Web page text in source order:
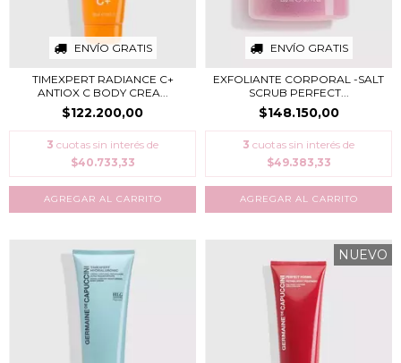
ENVÍO GRATIS
TIMEXPERT RADIANCE C+
ANTIOX C BODY CREA...
$122.200,00
3 cuotas sin interés de
$40.733,33
ENVÍO GRATIS
EXFOLIANTE CORPORAL -SALT
SCRUB PERFECT...
$148.150,00
3 cuotas sin interés de
$49.383,33
NUEVO